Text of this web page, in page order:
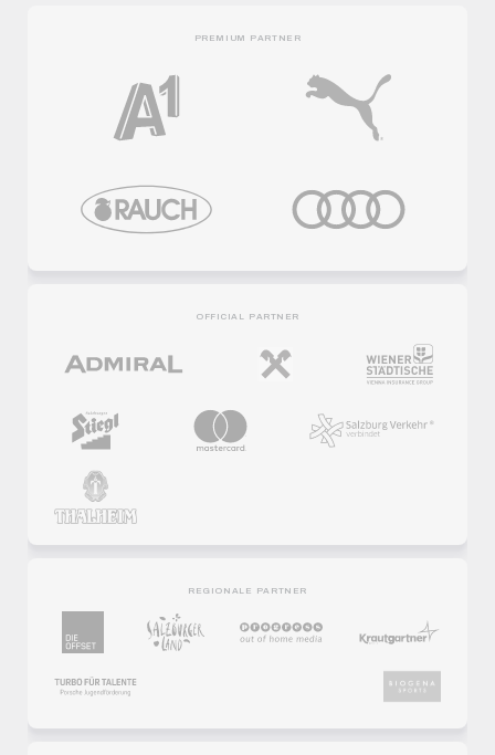
PREMIUM PARTNER
OFFICIAL PARTNER
REGIONALE PARTNER